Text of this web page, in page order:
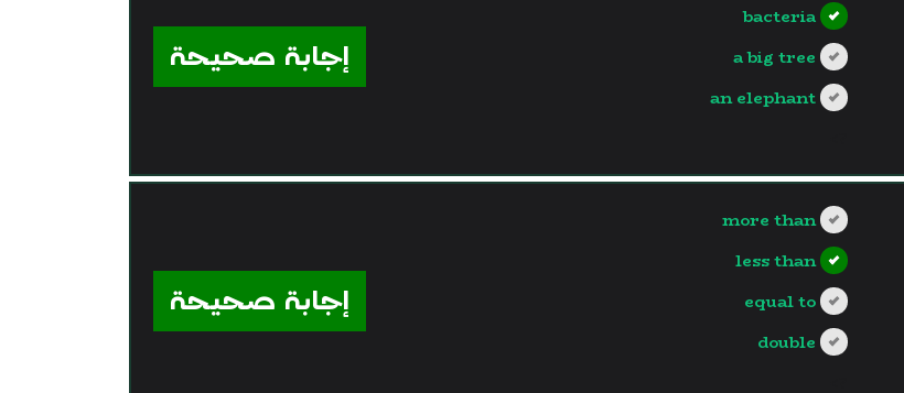
bacteria
a big tree
an elephant
إجابة صحيحة
more than
less than
equal to
double
إجابة صحيحة